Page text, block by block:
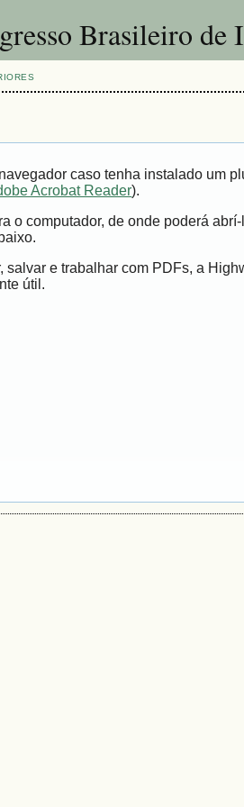
Brasileiro de
caso tenha instalado um
Acrobat Reader).
o computador, de onde poderá
e trabalhar com PDFs, a
útil.